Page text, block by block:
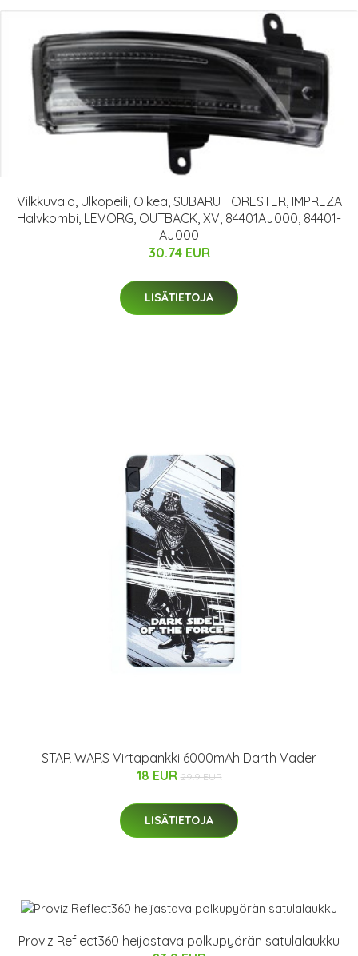
Vilkkuvalo, Ulkopeili, Oikea, SUBARU FORESTER, IMPREZA
Halvkombi, LEVORG, OUTBACK, XV, 84401AJ000, 84401-
AJ000
30.74 EUR
LISÄTIETOJA
STAR WARS Virtapankki 6000mAh Darth Vader
18 EUR 29.9 EUR
LISÄTIETOJA
Proviz Reflect360 heijastava polkupyörän satulalaukku